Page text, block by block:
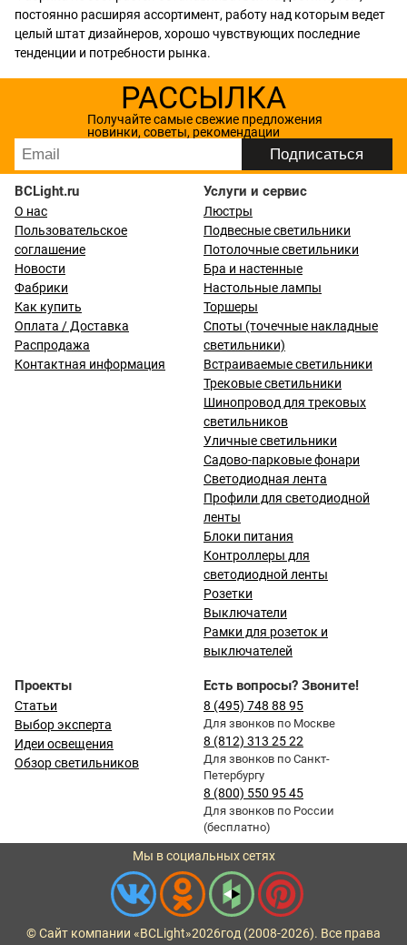
постоянно расширяя ассортимент, работу над которым ведет
целый штат дизайнеров, хорошо чувствующих последние
тенденции и потребности рынка.
РАССЫЛКА
Получайте самые свежие предложения
новинки, советы, рекомендации
BCLight.ru
О нас
Пользовательское
соглашение
Новости
Фабрики
Как купить
Оплата / Доставка
Распродажа
Контактная информация
Услуги и сервис
Люстры
Подвесные светильники
Потолочные светильники
Бра и настенные
Настольные лампы
Торшеры
Споты (точечные накладные
светильники)
Встраиваемые светильники
Трековые светильники
Шинопровод для трековых
светильников
Уличные светильники
Садово-парковые фонари
Светодиодная лента
Профили для светодиодной
ленты
Блоки питания
Контроллеры для
светодиодной ленты
Розетки
Выключатели
Рамки для розеток и
выключателей
Проекты
Статьи
Выбор эксперта
Идеи освещения
Обзор светильников
Есть вопросы? Звоните!
8 (495) 748 88 95
Для звонков по Москве
8 (812) 313 25 22
Для звонков по Санкт-
Петербургу
8 (800) 550 95 45
Для звонков по России
(бесплатно)
Мы в социальных сетях
© Сайт компании «BCLight»2026год (2008-2026). Все права